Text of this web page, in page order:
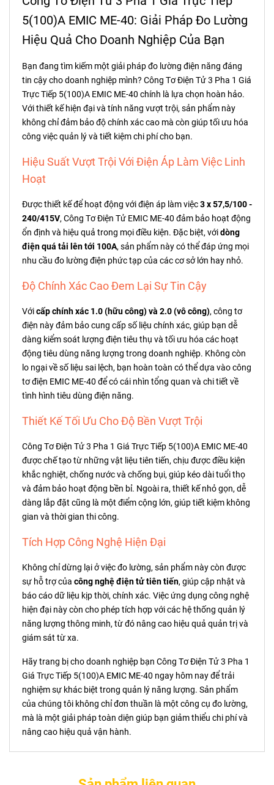
5(100)A EMIC ME-40: Giải Pháp Đo Lường
Hiệu Quả Cho Doanh Nghiệp Của Bạn
Bạn đang tìm kiếm một giải pháp đo lường điện năng đáng
tin cậy cho doanh nghiệp mình? Công Tơ Điện Tử 3 Pha 1 Giá
Trực Tiếp 5(100)A EMIC ME-40 chính là lựa chọn hoàn hảo.
Với thiết kế hiện đại và tính năng vượt trội, sản phẩm này
không chỉ đảm bảo độ chính xác cao mà còn giúp tối ưu hóa
công việc quản lý và tiết kiệm chi phí cho bạn.
Hiệu Suất Vượt Trội Với Điện Áp Làm Việc Linh
Hoạt
Được thiết kế để hoạt động với điện áp làm việc3 x 57,5/100 -
240/415V, Công Tơ Điện Tử EMIC ME-40 đảm bảo hoạt động
ổn định và hiệu quả trong mọi điều kiện. Đặc biệt, vớidòng
điện quá tải lên tới 100A, sản phẩm này có thể đáp ứng mọi
nhu cầu đo lường điện phức tạp của các cơ sở lớn hay nhỏ.
Độ Chính Xác Cao Đem Lại Sự Tin Cậy
Vớicấp chính xác 1.0 (hữu công) và 2.0 (vô công), công tơ
điện này đảm bảo cung cấp số liệu chính xác, giúp bạn dễ
dàng kiểm soát lượng điện tiêu thụ và tối ưu hóa các hoạt
động tiêu dùng năng lượng trong doanh nghiệp. Không còn
lo ngại về số liệu sai lệch, bạn hoàn toàn có thể dựa vào công
tơ điện EMIC ME-40 để có cái nhìn tổng quan và chi tiết về
tình hình tiêu dùng điện năng.
Thiết Kế Tối Ưu Cho Độ Bền Vượt Trội
Công Tơ Điện Tử 3 Pha 1 Giá Trực Tiếp 5(100)A EMIC ME-40
được chế tạo từ những vật liệu tiên tiến, chịu được điều kiện
khắc nghiệt, chống nước và chống bụi, giúp kéo dài tuổi thọ
và đảm bảo hoạt động bền bỉ. Ngoài ra, thiết kế nhỏ gọn, dễ
dàng lắp đặt cũng là một điểm cộng lớn, giúp tiết kiệm không
gian và thời gian thi công.
Tích Hợp Công Nghệ Hiện Đại
Không chỉ dừng lại ở việc đo lường, sản phẩm này còn được
sự hỗ trợ của công nghệ điện tử tiên tiến, giúp cập nhật và
báo cáo dữ liệu kịp thời, chính xác. Việc ứng dụng công nghệ
hiện đại này còn cho phép tích hợp với các hệ thống quản lý
năng lượng thông minh, từ đó nâng cao hiệu quả quản trị và
giám sát từ xa.
Hãy trang bị cho doanh nghiệp bạn Công Tơ Điện Tử 3 Pha 1
Giá Trực Tiếp 5(100)A EMIC ME-40 ngay hôm nay để trải
nghiệm sự khác biệt trong quản lý năng lượng. Sản phẩm
của chúng tôi không chỉ đơn thuần là một công cụ đo lường,
mà là một giải pháp toàn diện giúp bạn giảm thiểu chi phí và
nâng cao hiệu quả vận hành.